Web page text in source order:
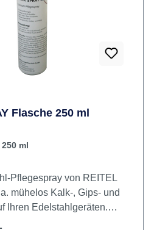
Flasche 250 ml
ml
Pflegespray von REITEL
mühelos Kalk-, Gips- und
Ihren Edelstahlgeräten.